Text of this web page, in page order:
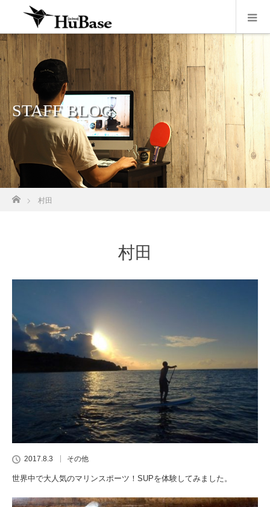
STAFF BLOG
ホーム
村田
村田
2017.8.3 その他
世界中で大人気のマリンスポーツ！SUPを体験してみました。